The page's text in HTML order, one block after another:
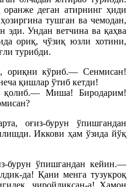
деган атирнинг ҳиди
тушган ва чемодан,
эди. Ундан ветчина ва қаҳва
ориқ, чўзиқ юзли хотини,
турибди.
кўриб.— Сенмисан!
қишлар ўтиб кетди!
Миша! Биродарим!
оғиз-бурун ўпишгандан
Иккови ҳам ўзида йўқ
ўпишгандан кейин.—
да! Қани менга тузукроқ
чиройликсан-а! Ҳамон